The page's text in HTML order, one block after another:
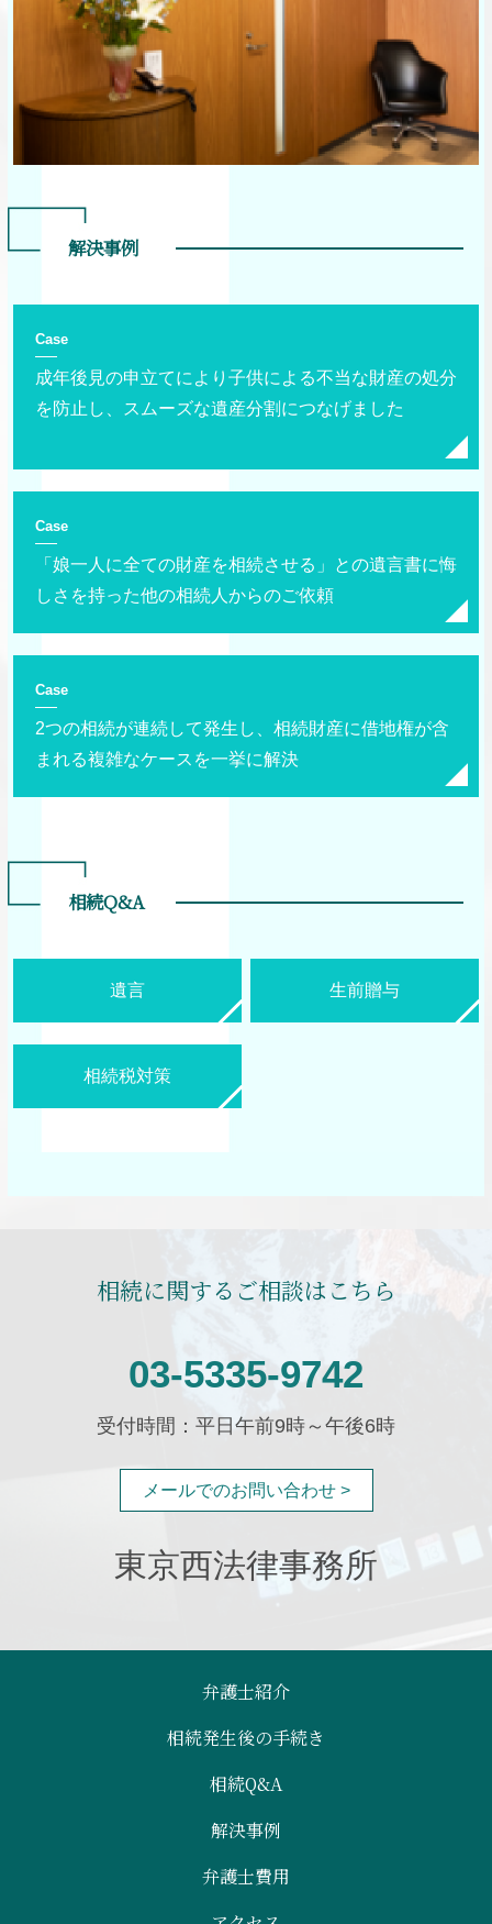
解決事例
Case
成年後見の申立てにより子供による不当な財産の処分
を防止し、スムーズな遺産分割につなげました
Case
「娘一人に全ての財産を相続させる」との遺言書に悔
しさを持った他の相続人からのご依頼
Case
2つの相続が連続して発生し、相続財産に借地権が含
まれる複雑なケースを一挙に解決
相続Q&A
遺言 生前贈与
相続税対策
相続に関するご相談はこちら
03-5335-9742
受付時間：平日午前9時～午後6時
メールでのお問い合わせ >
東京西法律事務所
弁護士紹介
相続発生後の手続き
相続Q&A
解決事例
弁護士費用